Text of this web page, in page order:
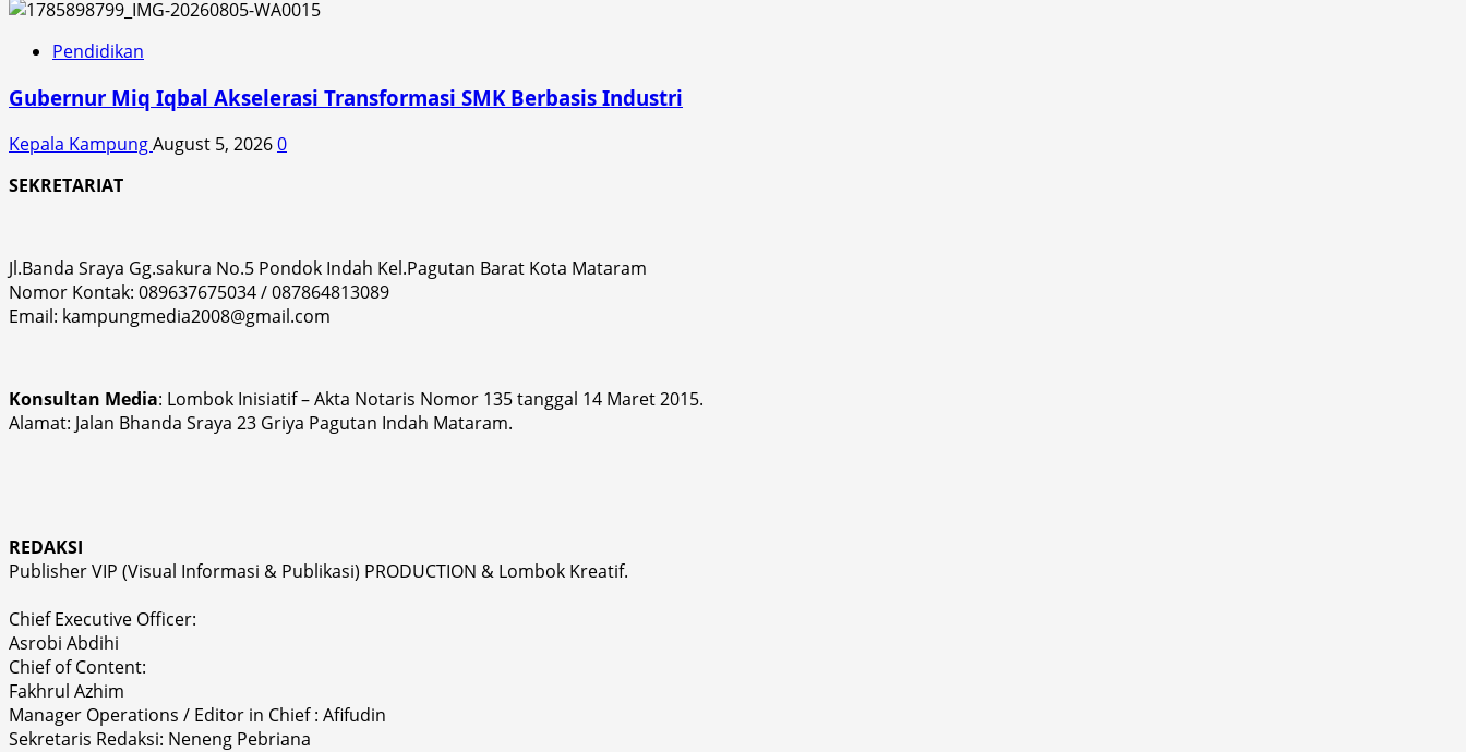
Pendidikan
Gubernur Miq Iqbal Akselerasi Transformasi SMK Berbasis Industri
Kepala KampungAugust 5, 20260
SEKRETARIAT
Jl.Banda Sraya Gg.sakura No.5 Pondok Indah Kel.Pagutan Barat Kota Mataram
Nomor Kontak: 089637675034 / 087864813089
Email: kampungmedia2008@gmail.com
Konsultan Media: Lombok Inisiatif – Akta Notaris Nomor 135 tanggal 14 Maret 2015.
Alamat: Jalan Bhanda Sraya 23 Griya Pagutan Indah Mataram.
REDAKSI
Publisher VIP (Visual Informasi & Publikasi) PRODUCTION & Lombok Kreatif.
Chief Executive Officer:
Asrobi Abdihi
Chief of Content:
Fakhrul Azhim
Manager Operations / Editor in Chief : Afifudin
Sekretaris Redaksi: Neneng Pebriana